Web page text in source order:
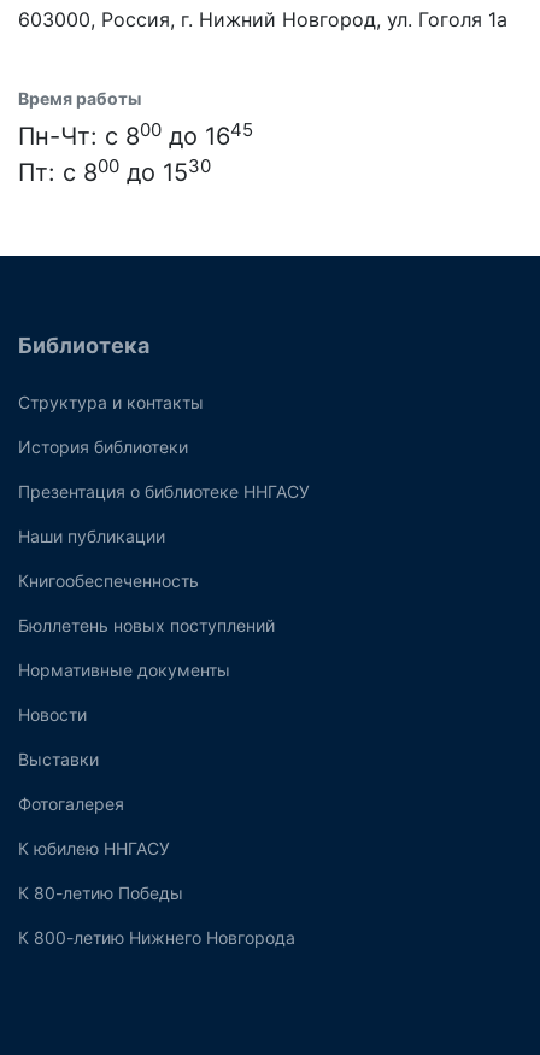
603000, Россия, г. Нижний Новгород, ул. Гоголя 1а
Время работы
Пн-Чт: с 800 до 1645
Пт: с 800 до 1530
Библиотека
Структура и контакты
История библиотеки
Презентация о библиотеке ННГАСУ
Наши публикации
Книгообеспеченность
Бюллетень новых поступлений
Нормативные документы
Новости
Выставки
Фотогалерея
К юбилею ННГАСУ
К 80-летию Победы
К 800-летию Нижнего Новгорода